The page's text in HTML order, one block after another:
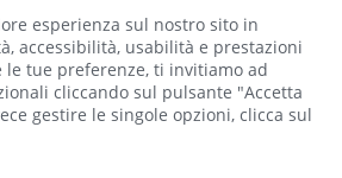
esperienza sul nostro sito in
accessibilità, usabilità e prestazioni
tue preferenze, ti invitiamo ad
cliccando sul pulsante "Accetta
gestire le singole opzioni, clicca sul